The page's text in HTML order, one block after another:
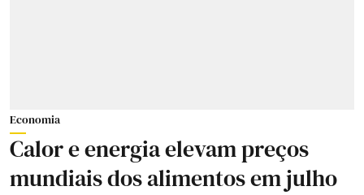
Economia
Calor e energia elevam preços
mundiais dos alimentos em julho